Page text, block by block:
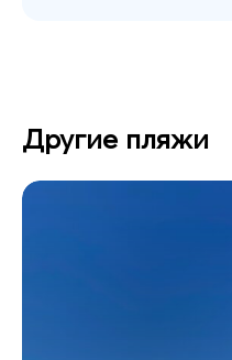
Другие пляжи